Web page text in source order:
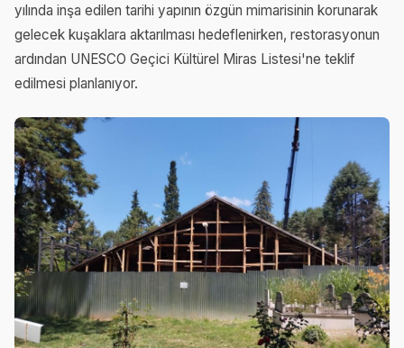
yılında inşa edilen tarihi yapının özgün mimarisinin korunarak
gelecek kuşaklara aktarılması hedeflenirken, restorasyonun
ardından UNESCO Geçici Kültürel Miras Listesi'ne teklif
edilmesi planlanıyor.